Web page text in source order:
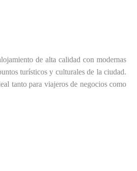
de alta calidad con modernas
turísticos y culturales de la ciudad.
tanto para viajeros de negocios como